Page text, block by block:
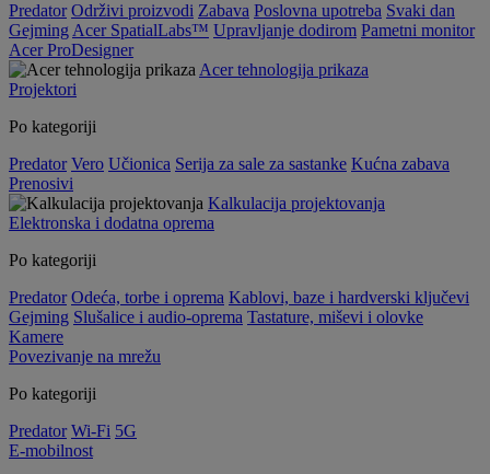
Predator Održivi proizvodi Zabava Poslovna upotreba Svaki dan
Gejming Acer SpatialLabs™ Upravljanje dodirom Pametni monitor
Acer ProDesigner
Acer tehnologija prikaza
Projektori
Po kategoriji
Predator Vero Učionica Serija za sale za sastanke Kućna zabava
Prenosivi
Kalkulacija projektovanja
Elektronska i dodatna oprema
Po kategoriji
Predator Odeća, torbe i oprema Kablovi, baze i hardverski ključevi
Gejming Slušalice i audio-oprema Tastature, miševi i olovke
Kamere
Povezivanje na mrežu
Po kategoriji
Predator Wi-Fi 5G
E-mobilnost